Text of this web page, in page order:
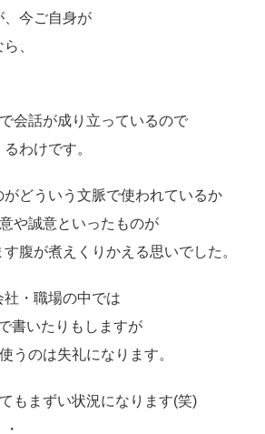
、今ご自身が
、
会話が成り立っているので
わけです。
どういう文脈で使われているか
や誠意といったものが
腹が煮えくりかえる思いでした。
・職場の中では
書いたりもしますが
うのは失礼になります。
もまずい状況になります(笑)